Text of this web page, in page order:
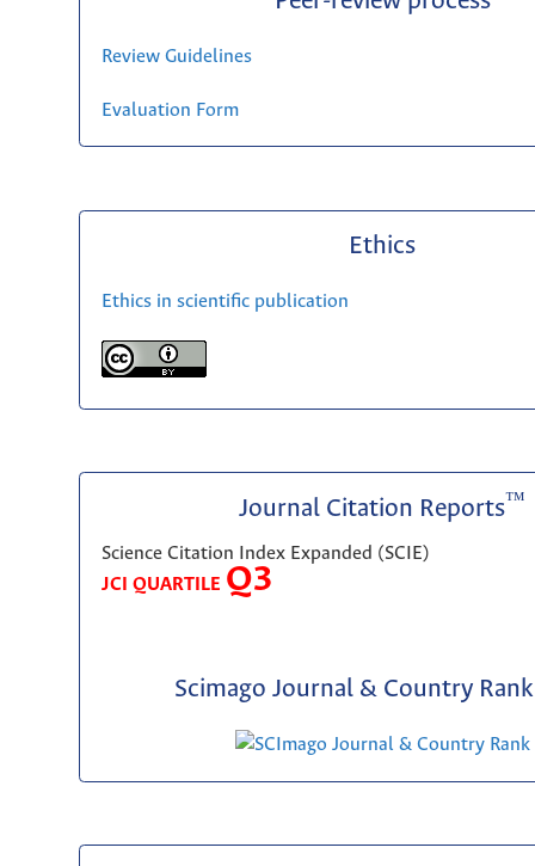
Review Guidelines
Evaluation Form
Ethics
Ethics in scientific publication
Journal Citation Reports™
Science Citation Index Expanded (SCIE)
JCI QUARTILE Q3
Scimago Journal & Country Rank